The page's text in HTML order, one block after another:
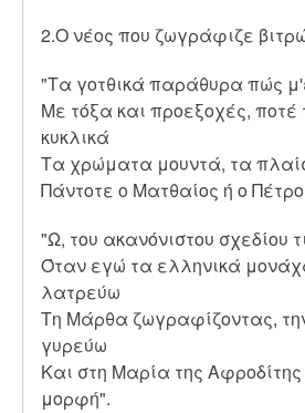
2.Ο νέος που ζωγράφιζε
"Τα γοτθικά παράθυρα πώς
Με τόξα και προεξοχές,
κυκλικά
Τα χρώματα μουντά, τα
Πάντοτε ο Ματθαίος ή ο
"Ω, του ακανόνιστου σχεδίου
Όταν εγώ τα ελληνικά
λατρεύω
Τη Μάρθα ζωγραφίζοντας,
γυρεύω
Και στη Μαρία της
μορφή".